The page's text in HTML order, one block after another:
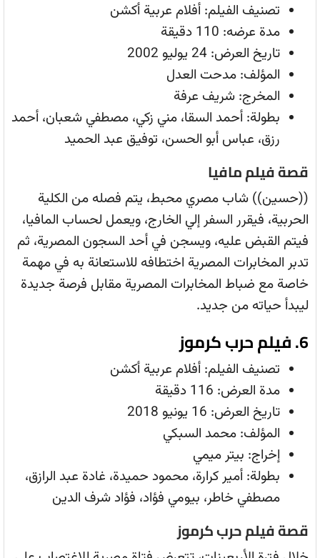
تصنيف الفيلم: أفلام عربية أكشن
مدة عرضه: 110 دقيقة
تاريخ العرض: 24 يوليو 2002
المؤلف: مدحت العدل
المخرج: شريف عرفة
بطولة: أحمد السقا، مني زكي، مصطفي شعبان، أحمد
رزق، عباس أبو الحسن، توفيق عبد الحميد
قصة فيلم مافيا
((حسين)) شاب مصري محبط، يتم فصله من الكلية
الحربية، فيقرر السفر إلي الخارج، ويعمل لحساب المافيا،
فيتم القبض عليه، ويسجن في أحد السجون المصرية، ثم
تدبر المخابرات المصرية اختطافه للاستعانة به في مهمة
خاصة مع ضباط المخابرات المصرية مقابل فرصة جديدة
ليبدأ حياته من جديد.
6. فيلم حرب كرموز
تصنيف الفيلم: أفلام عربية أكشن
مدة العرض: 116 دقيقة
تاريخ العرض: 16 يونيو 2018
المؤلف: محمد السبكي
إخراج: بيتر ميمي
بطولة: أمير كرارة، محمود حميدة، غادة عبد الرازق،
مصطفي خاطر، بيومي فؤاد، فؤاد شرف الدين
قصة فيلم حرب كرموز